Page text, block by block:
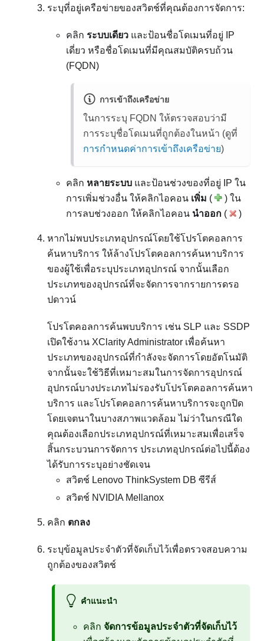
ระบุที่อยู่เครือข่ายของสวิตช์ที่คุณต้องการจัดการ:
คลิก ระบบเดียว และป้อนชื่อโดเมนที่อยู่ IP
เดี่ยว หรือชื่อโดเมนที่มีคุณสมบัติครบถ้วน
(FQDN)
การเข้าถึงเครือข่าย
ในการระบุ FQDN ให้ตรวจสอบว่ามี
การระบุชื่อโดเมนที่ถูกต้องในหน้า (ดูที่
การกำหนดค่าการเข้าถึงเครือข่าย)
คลิก หลายระบบ และป้อนช่วงของที่อยู่ IP ใน
การเพิ่มช่วงอื่น ให้คลิกไอคอน เพิ่ม (
) ใน
การลบช่วงออก ให้คลิกไอคอน นำออก ( )
หากไม่พบประเภทอุปกรณ์โดยใช้โปรโตคอลการ
ค้นหาบริการ ให้ล้างโปรโตคอลการค้นหาบริการ
ของผู้ใช้เพื่อระบุประเภทอุปกรณ์ จากนั้นเลือก
ประเภทของอุปกรณ์ที่จะจัดการจากรายการดรอ
ปดาวน์
โปรโตคอลการค้นพบบริการ เช่น SLP และ SSDP
เปิดใช้งาน XClarity Administrator เพื่อค้นหา
ประเภทของอุปกรณ์ที่กำลังจะจัดการโดยอัตโนมัติ
จากนั้นจะใช้วิธีที่เหมาะสมในการจัดการอุปกรณ์
อุปกรณ์บางประเภทไม่รองรับโปรโตคอลการค้นหา
บริการ และโปรโตคอลการค้นหาบริการจะถูกปิด
โดยเจตนาในบางสภาพแวดล้อม ไม่ว่าในกรณีใด
คุณต้องเลือกประเภทอุปกรณ์ที่เหมาะสมเพื่อเสร็จ
สิ้นกระบวนการจัดการ ประเภทอุปกรณ์ต่อไปนี้ต้อง
ได้รับการระบุอย่างชัดเจน
สวิตช์ Lenovo ThinkSystem DB ซีรีส์
สวิตช์ NVIDIA Mellanox
คลิก ตกลง
ระบุข้อมูลประจำตัวที่จัดเก็บไว้เพื่อตรวจสอบความ
ถูกต้องของสวิตช์
คำแนะนำ
คลิก จัดการข้อมูลประจำตัวที่จัดเก็บไว้